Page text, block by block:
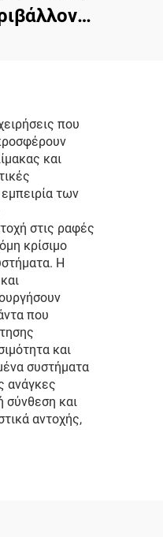
Χαρτί
που
και
των
στις ραφές
κρίσιμο
Η
που
και
συστήματα
ανάγκες
σύνθεση και
αντοχής,